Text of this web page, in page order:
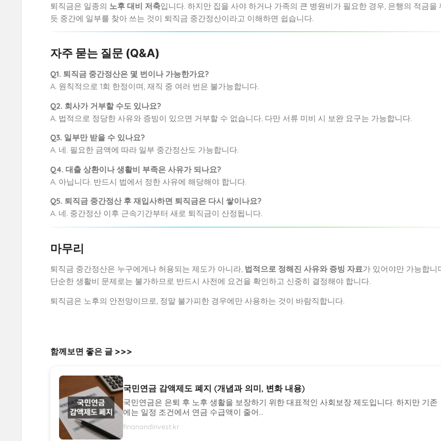
퇴직금은 일종의 노후 대비 저축입니다. 하지만 집을 사야 하거나 가족의 큰 병원비가 필요한 경우, 은행의 적금을
듯 중간에 일부를 찾아 쓰는 것이 퇴직금 중간정산이라고 이해하면 쉽습니다.
자주 묻는 질문 (Q&A)
Q1. 퇴직금 중간정산은 몇 번이나 가능한가요?
A. 원칙적으로 1회 한정이며, 재직 중 여러 번은 불가능합니다.
Q2. 회사가 거부할 수도 있나요?
A. 법적으로 정당한 사유와 증빙이 있으면 거부할 수 없습니다. 다만 서류 미비 시 보완 요구는 가능합니다.
Q3. 일부만 받을 수 있나요?
A. 네. 필요한 금액에 따라 일부 중간정산도 가능합니다.
Q4. 대출 상환이나 생활비 부족은 사유가 되나요?
A. 아닙니다. 반드시 법에서 정한 사유에 해당해야 합니다.
Q5. 퇴직금 중간정산 후 재입사하면 퇴직금은 다시 쌓이나요?
A. 네. 중간정산 이후 근속기간부터 새로 퇴직금이 산정됩니다.
마무리
퇴직금 중간정산은 누구에게나 허용되는 제도가 아니라, 법적으로 정해진 사유와 증빙 자료가 있어야만 가능합니
단순한 생활비 문제로는 불가하므로 반드시 사전에 요건을 확인하고 신중히 결정해야 합니다.
퇴직금은 노후의 안전망이므로, 정말 불가피한 경우에만 사용하는 것이 바람직합니다.
함께보면 좋은 글 >>>
국민연금 감액제도 폐지 (개념과 의미, 변화 내용)
국민연금은 은퇴 후 노후 생활을 보장하기 위한 대표적인 사회보장 제도입니다. 하지만 기존
에는 일정 조건에서 연금 수급액이 줄어...
finanandinvest.kr